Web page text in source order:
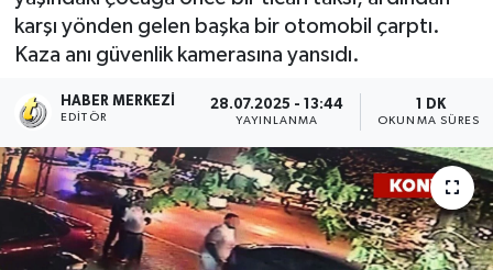
karşı yönden gelen başka bir otomobil çarptı.
Kaza anı güvenlik kamerasına yansıdı.
HABER MERKEZI
EDITÖR
28.07.2025 - 13:44
YAYINLANMA
1 DK
OKUNMA SÜRESI